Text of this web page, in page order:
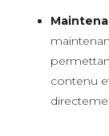
contenu